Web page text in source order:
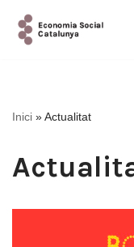
Vés
Inici »Actualitat